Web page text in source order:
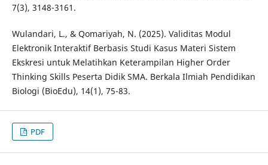
7(3), 3148-3161.
Wulandari, L., & Qomariyah, N. (2025). Validitas Modul
Elektronik Interaktif Berbasis Studi Kasus Materi Sistem
Ekskresi untuk Melatihkan Keterampilan Higher Order
Thinking Skills Peserta Didik SMA. Berkala Ilmiah Pendidikan
Biologi (BioEdu), 14(1), 75-83.
PDF